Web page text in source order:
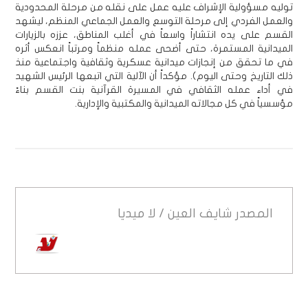
توليه مسؤولية الإشراف عليه عمل على نقله من مرحلة المحدودية
والعمل الفردي إلى مرحلة التوسع والعمل الجماعي المنظم، ليشهد
القسم على يده انتشاراً واسعاً في أغلب المناطق، عززه بالزيارات
الميدانية المستمرة، حتى أضحى عمله منظماً ومرتباً انعكس أثره
في ما تحقق من إنجازات ميدانية عسكرية وثقافية واجتماعية منذ
ذلك التاريخ وحتى اليوم). مؤكداً أن الآلية التي اتبعها الرئيس الشهيد
في أداء عمله الثقافي في المسيرة القرآنية بنت القسم بناءً
مؤسسياً في كل مجالاته الميدانية والمكتبية والإدارية.
المصدر شايف العين / لا ميديا